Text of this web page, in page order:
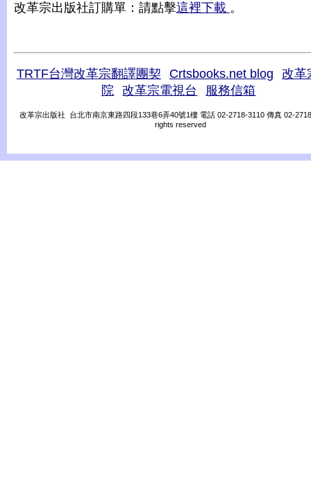
改革宗出版社訂購單：請點擊這裡下載 。
TRTF台灣改革宗翻譯團契 Crtsbooks.net blog
改革
院
改革宗電視台 服務信箱
改革宗出版社 台北市南京東路四段133巷6弄40號1樓 電話 02-2718-3110 傳真 02-
rights reserved